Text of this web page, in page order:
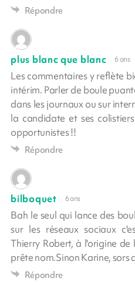
Répondre
plus blanc que blanc 6 ans
Les commentaires y reflète
intérim. Parler de boule
dans les journaux ou sur
la candidate et ses
opportunistes !!
Répondre
bilboquet 6 ans
Bah le seul qui lance des
sur les réseaux sociaux
Thierry Robert, à l'origine
prête nom.Sinon Karine, sors
Répondre